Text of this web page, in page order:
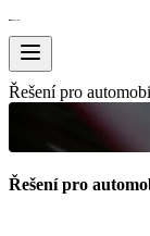
Řešení pro
Řešení pro